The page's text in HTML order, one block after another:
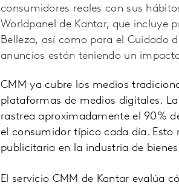
consumidores reales con sus
Worldpanel de Kantar, que incluye
Belleza, así como para el Cuidado
anuncios están teniendo un
CMM ya cubre los medios
plataformas de medios digitales.
rastrea aproximadamente el 90%
el consumidor típico cada día.
publicitaria en la industria de
El servicio CMM de Kantar evalúa